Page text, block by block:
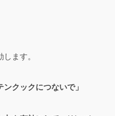
ます。
ンクックにつないで」